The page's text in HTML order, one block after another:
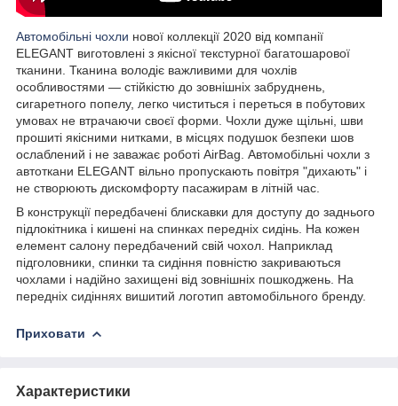
Автомобільні чохли нової коллекції 2020 від компанії
ELEGANT виготовлені з якісної текстурної багатошарової
тканини. Тканина володіє важливими для чохлів
особливостями — стійкістю до зовнішніх забруднень,
сигаретного попелу, легко чиститься і переться в побутових
умовах не втрачаючи своєї форми. Чохли дуже щільні, шви
прошиті якісними нитками, в місцях подушок безпеки шов
ослаблений і не заважає роботі AirBag. Автомобільні чохли з
автоткани ELEGANT вільно пропускають повітря "дихають" і
не створюють дискомфорту пасажирам в літній час.
В конструкції передбачені блискавки для доступу до заднього
підлокітника і кишені на спинках передніх сидінь. На кожен
елемент салону передбачений свій чохол. Наприклад
підголовники, спинки та сидіння повністю закриваються
чохлами і надійно захищені від зовнішніх пошкоджень. На
передніх сидіннях вишитий логотип автомобільного бренду.
Приховати
Характеристики